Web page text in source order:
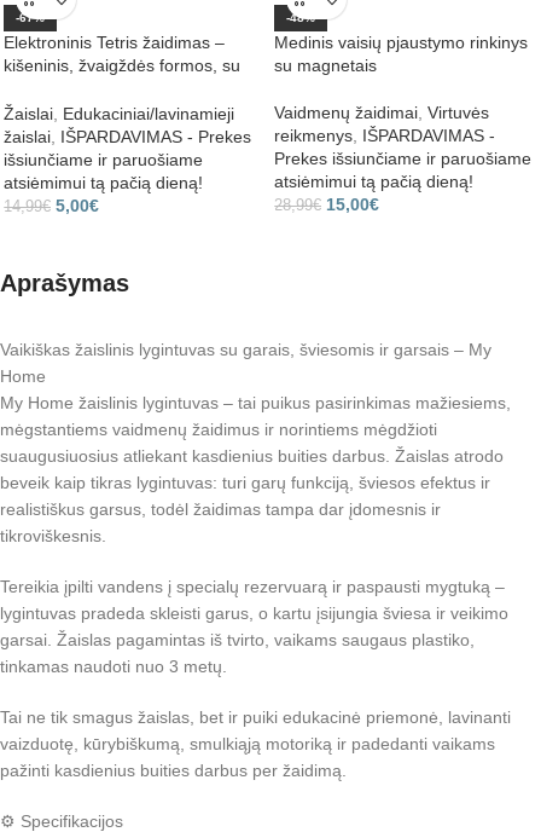
-67%
Elektroninis Tetris žaidimas –
kišeninis, žvaigždės formos, su
Žaislai Edukaciniai/lavinamieji
žaislai IŠPARDAVIMAS - Prekes
išsiunčiame ir paruošiame
atsiėmimui tą pačią dieną!
14,99€ 5,00€
-48%
Medinis vaisių pjaustymo rinkinys
su magnetais
Vaidmenų žaidimai Virtuvės
reikmenys IŠPARDAVIMAS -
Prekes išsiunčiame ir paruošiame
atsiėmimui tą pačią dieną!
28,99€ 15,00€
Aprašymas
Vaikiškas žaislinis lygintuvas su garais, šviesomis ir garsais – My
Home
My Home žaislinis lygintuvas – tai puikus pasirinkimas mažiesiems,
mėgstantiems vaidmenų žaidimus ir norintiems mėgdžioti
suaugusiuosius atliekant kasdienius buities darbus. Žaislas atrodo
beveik kaip tikras lygintuvas: turi garų funkciją, šviesos efektus ir
realistiškus garsus, todėl žaidimas tampa dar įdomesnis ir
tikroviškesnis.
Tereikia įpilti vandens į specialų rezervuarą ir paspausti mygtuką –
lygintuvas pradeda skleisti garus, o kartu įsijungia šviesa ir veikimo
garsai. Žaislas pagamintas iš tvirto, vaikams saugaus plastiko,
tinkamas naudoti nuo 3 metų.
Tai ne tik smagus žaislas, bet ir puiki edukacinė priemonė, lavinanti
vaizduotę, kūrybiškumą, smulkiąją motoriką ir padedanti vaikams
pažinti kasdienius buities darbus per žaidimą.
⚙️ Specifikacijos